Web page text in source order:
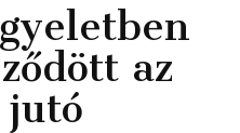
az
jutó